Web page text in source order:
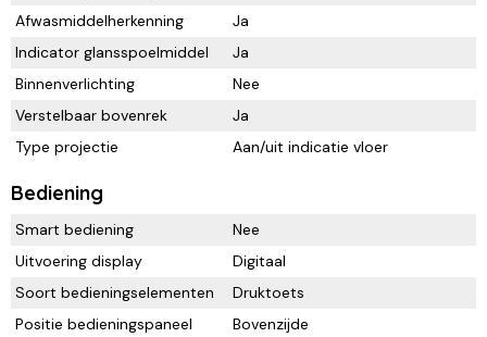
Afwasmiddelherkenning
Ja
Indicator glansspoelmiddel
Ja
Binnenverlichting
Nee
Verstelbaar bovenrek
Ja
Type projectie
Aan/uit indicatie vloer
Bediening
Smart bediening
Nee
Uitvoering display
Digitaal
Soort bedieningselementen
Druktoets
Positie bedieningspaneel
Bovenzijde